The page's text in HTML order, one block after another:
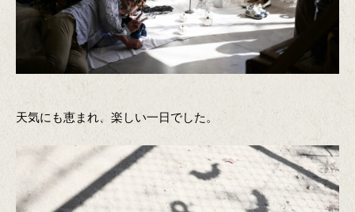
天気にも恵まれ、楽しい一日でした。